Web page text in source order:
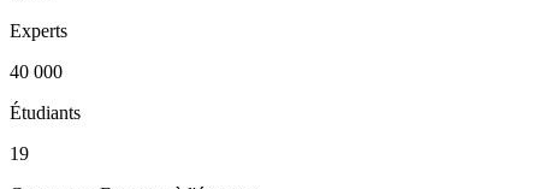
Experts
40 000
Étudiants
19